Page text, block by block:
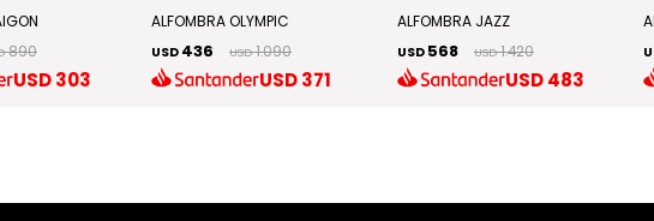
890
USD303
ALFOMBRA OLYMPIC
USD 436 USD 1.090
USD371
ALFOMBRA JAZZ
USD 568 USD 1.420
USD483